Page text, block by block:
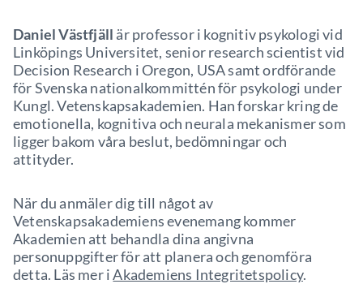
Daniel Västfjäll är professor i kognitiv psykologi vid
Linköpings Universitet, senior research scientist vid
Decision Research i Oregon, USA samt ordförande
för Svenska nationalkommittén för psykologi under
Kungl. Vetenskapsakademien. Han forskar kring de
emotionella, kognitiva och neurala mekanismer som
ligger bakom våra beslut, bedömningar och
attityder.
När du anmäler dig till något av
Vetenskapsakademiens evenemang kommer
Akademien att behandla dina angivna
personuppgifter för att planera och genomföra
detta. Läs mer iAkademiens Integritetspolicy.